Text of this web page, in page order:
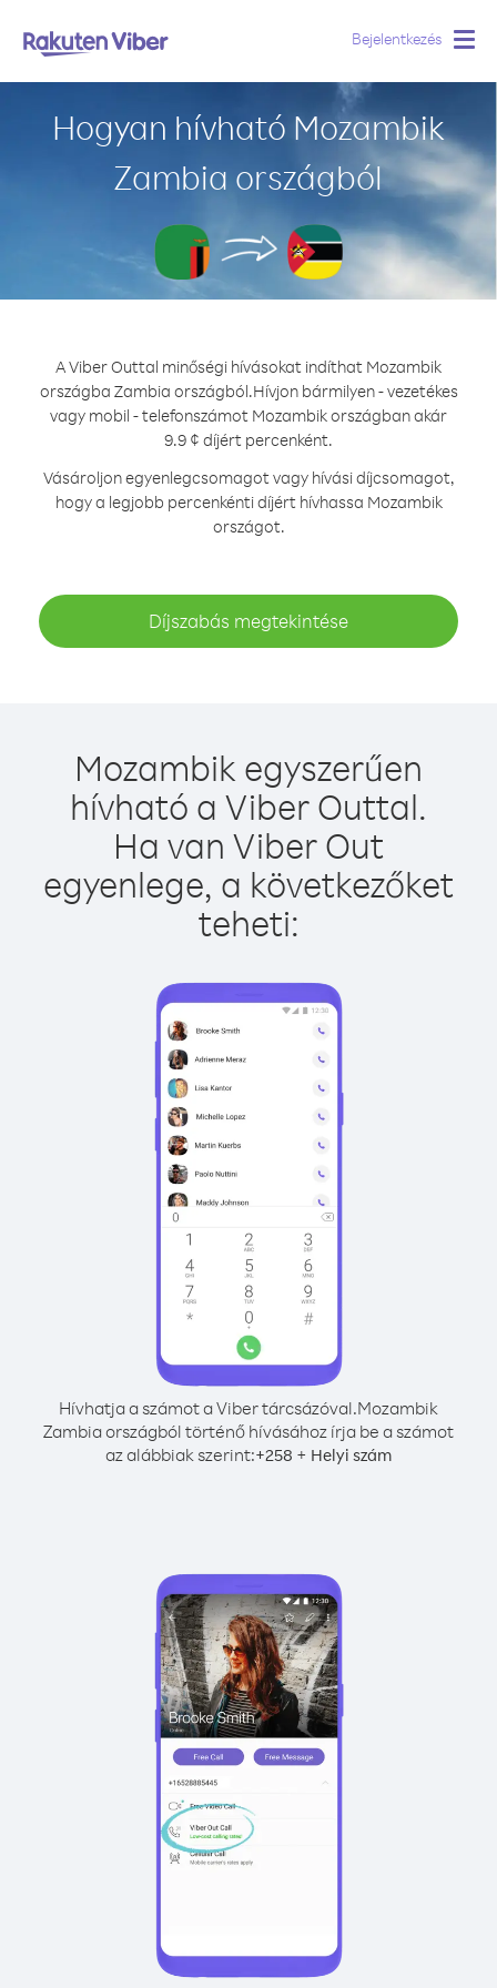
Bejelentkezés
Hogyan hívható Mozambik
Zambia országból
A Viber Outtal minőségi hívásokat indíthat Mozambik
országba Zambia országból.Hívjon bármilyen - vezetékes
vagy mobil - telefonszámot Mozambik országban akár
9.9 ¢ díjért percenként.
Vásároljon egyenlegcsomagot vagy hívási díjcsomagot,
hogy a legjobb percenkénti díjért hívhassa Mozambik
országot.
Díjszabás megtekintése
Mozambik egyszerűen
hívható a Viber Outtal.
Ha van Viber Out
egyenlege, a következőket
teheti:
Hívhatja a számot a Viber tárcsázóval.Mozambik
Zambia országból történő hívásához írja be a számot
az alábbiak szerint:+258 + Helyi szám